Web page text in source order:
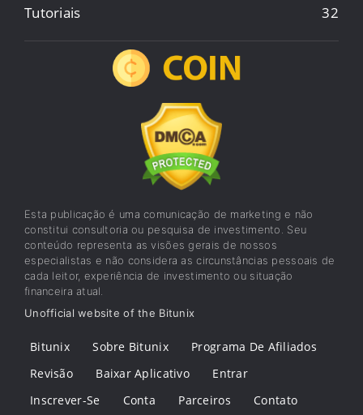
Tutoriais
32
Esta publicação é uma comunicação de marketing e não
constitui consultoria ou pesquisa de investimento. Seu
conteúdo representa as visões gerais de nossos
especialistas e não considera as circunstâncias pessoais de
cada leitor, experiência de investimento ou situação
financeira atual.
Unofficial website of the Bitunix
Bitunix Sobre Bitunix
Programa De Afiliados
Revisão
Baixar Aplicativo
Entrar
Inscrever-Se
Conta Parceiros Contato